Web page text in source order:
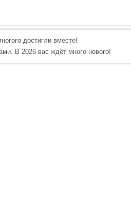
достигли вместе!
В 2026 вас ждёт много нового!